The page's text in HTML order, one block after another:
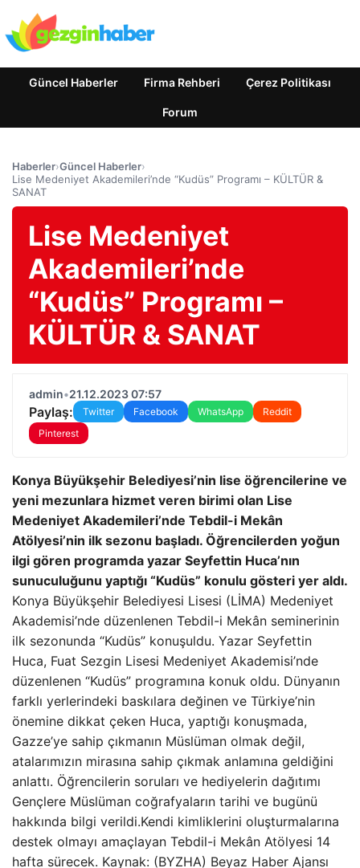
Güncel Haberler Firma Rehberi Çerez Politikası
Forum
Haberler›Güncel Haberler›
Lise Medeniyet Akademileri’nde “Kudüs” Programı – KÜLTÜR &
SANAT
Lise Medeniyet
Akademileri’nde
“Kudüs” Programı –
KÜLTÜR & SANAT
admin•21.12.2023 07:57
Paylaş: Twitter Facebook WhatsApp
Reddit
Pinterest
Konya Büyükşehir Belediyesi’nin lise öğrencilerine ve
yeni mezunlara hizmet veren birimi olan Lise
Medeniyet Akademileri’nde Tebdil-i Mekân
Atölyesi’nin ilk sezonu başladı. Öğrencilerden yoğun
ilgi gören programda yazar Seyfettin Huca’nın
sunuculuğunu yaptığı “Kudüs” konulu gösteri yer aldı.
Konya Büyükşehir Belediyesi Lisesi (LİMA) Medeniyet
Akademisi’nde düzenlenen Tebdil-i Mekân seminerinin
ilk sezonunda “Kudüs” konuşuldu. Yazar Seyfettin
Huca, Fuat Sezgin Lisesi Medeniyet Akademisi’nde
düzenlenen “Kudüs” programına konuk oldu. Dünyanın
farklı yerlerindeki baskılara değinen ve Türkiye’nin
önemine dikkat çeken Huca, yaptığı konuşmada,
Gazze’ye sahip çıkmanın Müslüman olmak değil,
atalarımızın mirasına sahip çıkmak anlamına geldiğini
anlattı. Öğrencilerin soruları ve hediyelerin dağıtımı
Gençlere Müslüman coğrafyaların tarihi ve bugünü
hakkında bilgi verildi.Kendi kimliklerini oluşturmalarına
destek olmayı amaçlayan Tebdil-i Mekân Atölyesi 14
hafta sürecek. Kaynak: (BYZHA) Beyaz Haber Ajansı